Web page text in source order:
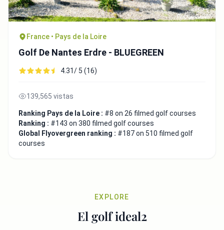
France • Pays de la Loire
Golf De Nantes Erdre - BLUEGREEN
4.31/ 5 (16)
139,565 vistas
Ranking Pays de la Loire : #8 on 26 filmed golf courses
Ranking : #143 on 380 filmed golf courses
Global Flyovergreen ranking : #187 on 510 filmed golf
courses
EXPLORE
El golf ideal2